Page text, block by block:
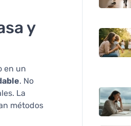
y
en un
. No
La
métodos